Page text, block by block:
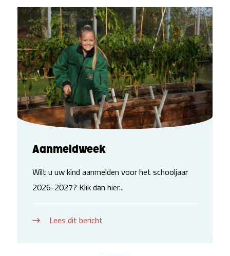
Aanmeldweek
Wilt u uw kind aanmelden voor het schooljaar
2026-2027? Klik dan hier...
Lees dit bericht